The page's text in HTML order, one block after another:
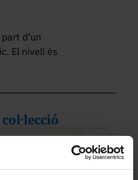
d’un
El nivell és
que la direcció de
Consta d'una
sobre una
sota. Utilitza
visió nítida
distàncies,